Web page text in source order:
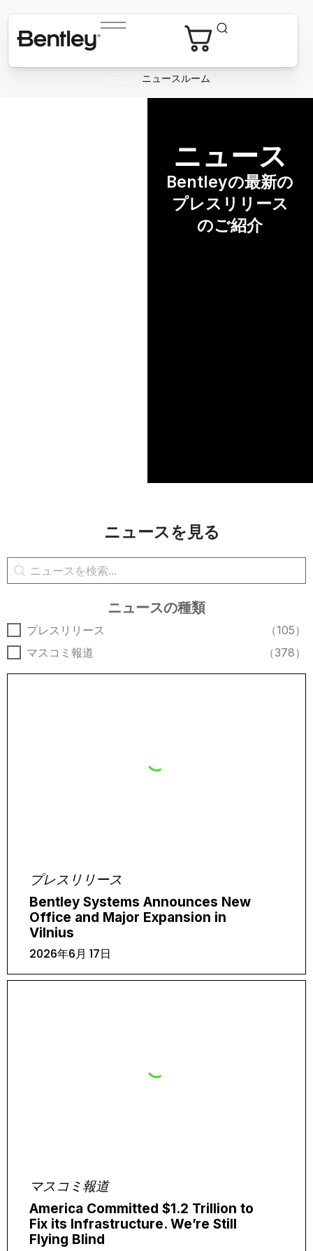
ニュースルーム
ニュース
Bentleyの最新の
プレスリリース
のご紹介
ニュースを見る
ニュースの検索
コンテンツの検索
ニュースの種類
ニュースの種類
プレスリリース
（105）
マスコミ報道
（378）
プレスリリース
Bentley Systems Announces New
Office and Major Expansion in
Vilnius
2026年6月 17日
マスコミ報道
America Committed $1.2 Trillion to
Fix its Infrastructure. We’re Still
Flying Blind